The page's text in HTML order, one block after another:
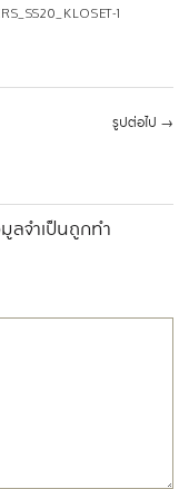
1
รูปต่อไป →
ลจำเป็นถูกทำ